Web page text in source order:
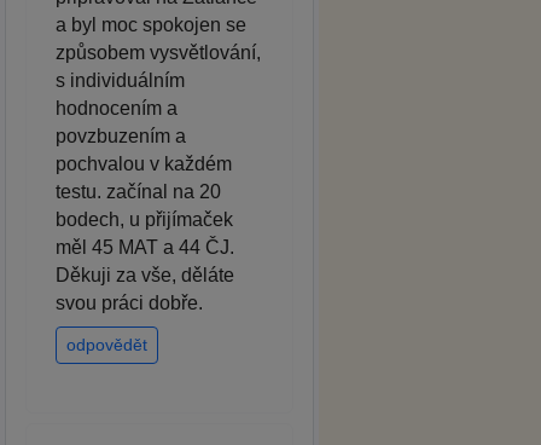
a byl moc spokojen se
způsobem vysvětlování,
s individuálním
hodnocením a
povzbuzením a
pochvalou v každém
testu. začínal na 20
bodech, u přijímaček
měl 45 MAT a 44 ČJ.
Děkuji za vše, děláte
svou práci dobře.
odpovědět